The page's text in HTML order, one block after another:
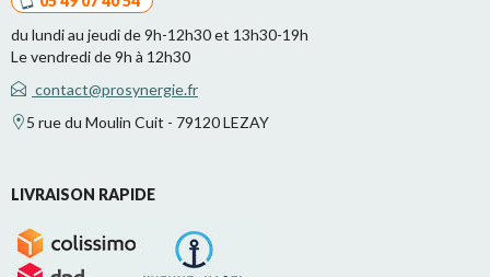
du lundi au jeudi de 9h-12h30 et 13h30-19h
Le vendredi de 9h à 12h30
contact@prosynergie.fr
5 rue du Moulin Cuit - 79120 LEZAY
LIVRAISON RAPIDE